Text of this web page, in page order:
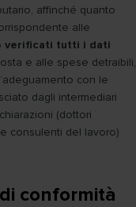
affinché quanto
alle
verificati tutti i dati
e alle spese detraibili,
con le
dagli intermediari
(dottori
consulenti del lavoro)
conformità